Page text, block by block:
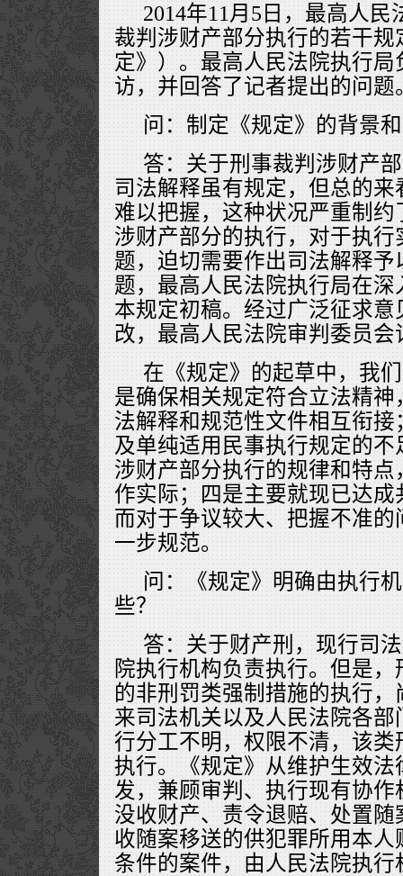
2014年11月5日，最高人
裁判涉财产部分执行的若干
定》）。最高人民法院执行
访，并回答了记者提出的问题
问：制定《规定》的背景
答：关于刑事裁判涉财产
司法解释虽有规定，但总的
难以把握，这种状况严重制
涉财产部分的执行，对于执
题，迫切需要作出司法解释
题，最高人民法院执行局在
本规定初稿。经过广泛征求
改，最高人民法院审判委员
在《规定》的起草中，我
是确保相关规定符合立法精
法解释和规范性文件相互衔
及单纯适用民事执行规定的
涉财产部分执行的规律和特
作实际；四是主要就现已达
而对于争议较大、把握不准
一步规范。
问：《规定》明确由执行
些？
答：关于财产刑，现行司
院执行机构负责执行。但是
的非刑罚类强制措施的执行
来司法机关以及人民法院各
行分工不明，权限不清，该
执行。《规定》从维护生效
发，兼顾审判、执行现有协
没收财产、责令退赔、处置
收随案移送的供犯罪所用本
条件的案件，由人民法院执行